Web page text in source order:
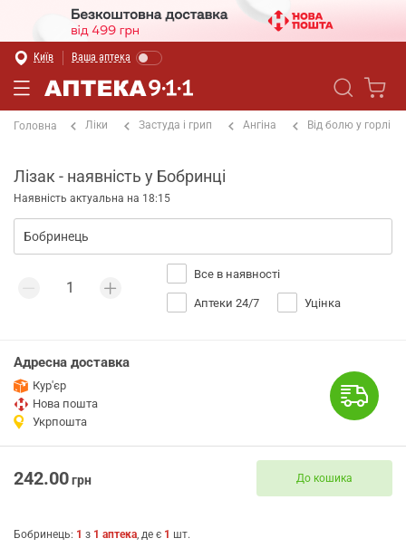
Київ Ваша аптека
Головна Ліки Застуда і грип Ангіна Від болю у горлі
Лізак - наявність у Бобринці
Наявність актуальна на 18:15
Все в наявності
Аптеки 24/7 Уцінка
Адресна доставка
Кур'єр
Нова пошта
Укрпошта
242.00грн До кошика
Бобринець: 1 з 1 аптека, де є 1 шт.